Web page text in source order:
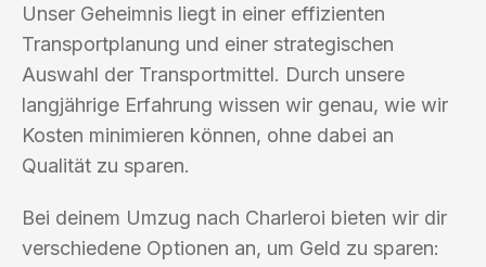
Unser Geheimnis liegt in einer effizienten
Transportplanung und einer strategischen
Auswahl der Transportmittel. Durch unsere
langjährige Erfahrung wissen wir genau, wie wir
Kosten minimieren können, ohne dabei an
Qualität zu sparen.
Bei deinem Umzug nach Charleroi bieten wir dir
verschiedene Optionen an, um Geld zu sparen: